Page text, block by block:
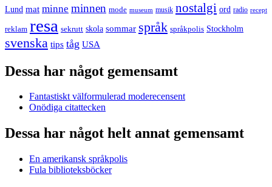
Lund mat minne minnen mode museum musik nostalgi ord radio recept
reklam resa sekrutt skola sommar språk språkpolis Stockholm
svenska tips tåg USA
Dessa har något gemensamt
Fantastiskt välformulerad moderecensent
Onödiga citattecken
Dessa har något helt annat gemensamt
En amerikansk språkpolis
Fula biblioteksböcker